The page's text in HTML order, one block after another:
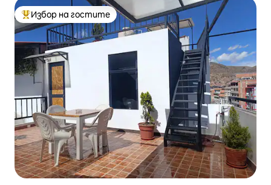
Най-популярен избор на гостите
Избор на гостите